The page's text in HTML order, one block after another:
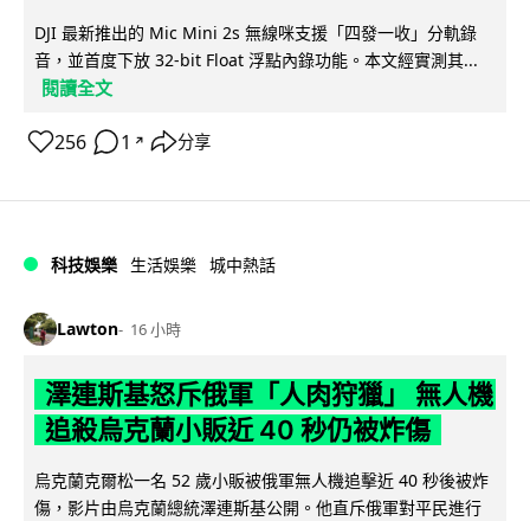
DJI 最新推出的 Mic Mini 2s 無線咪支援「四發一收」分軌錄
音，並首度下放 32-bit Float 浮點內錄功能。本文經實測其...
閱讀全文
256 1 ↗ 分享
科技娛樂 生活娛樂 城中熱話
Lawton 16 小時
澤連斯基怒斥俄軍「人肉狩獵」 無人機
追殺烏克蘭小販近 40 秒仍被炸傷
烏克蘭克爾松一名 52 歲小販被俄軍無人機追擊近 40 秒後被炸
傷，影片由烏克蘭總統澤連斯基公開。他直斥俄軍對平民進行